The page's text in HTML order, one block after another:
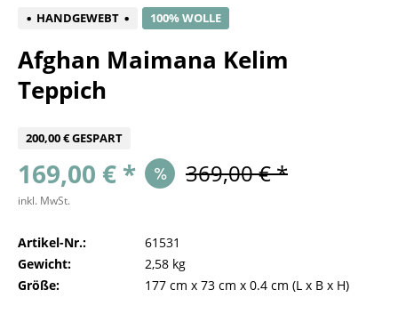
HANDGEWEBT 100% WOLLE
Afghan Maimana Kelim
Teppich
200,00 € GESPART
169,00 € * 369,00 € *
inkl. MwSt.
Artikel-Nr.:
61531
Gewicht:
2,58 kg
Größe:
177 cm x 73 cm x 0.4 cm (L x B x H)